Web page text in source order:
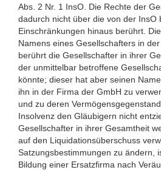
Abs. 2 Nr. 1 InsO. Die Rechte der
dadurch nicht über die von der InsO
Einschränkungen hinaus berührt.
Namens eines Gesellschafters in
berührt die Gesellschafter in ihrer
der unmittelbar betroffene
könnte; dieser hat aber seinen
ihn in der Firma der GmbH zu
und zu deren
Insolvenz den Gläubigern nicht
Gesellschafter in ihrer Gesamtheit
auf den Liquidationsüberschuss
Satzungsbestimmungen zu ändern,
Bildung einer Ersatzfirma nach